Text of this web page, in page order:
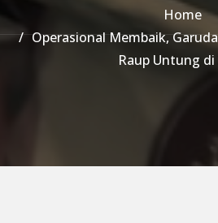
Home
Operasional Membaik,
Raup Untung di